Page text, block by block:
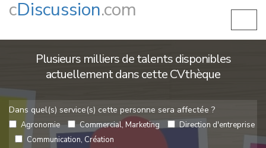
cDiscussion.com
Plusieurs milliers de talents disponibles
actuellement dans cette CVthèque
Dans quel(s) service(s) cette personne sera affectée ?
Agronomie Commercial, Marketing
Direction d'entreprise
Communication, Création